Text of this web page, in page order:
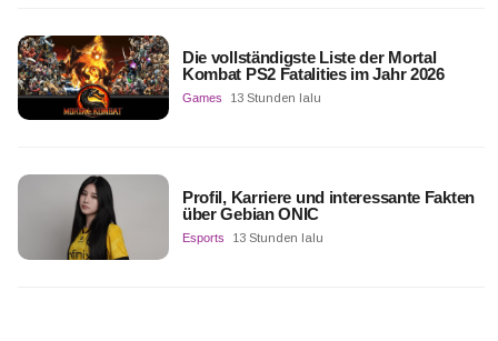
Die vollständigste Liste der Mortal
Kombat PS2 Fatalities im Jahr 2026
Games 13 Stunden lalu
Profil, Karriere und interessante Fakten
über Gebian ONIC
Esports 13 Stunden lalu